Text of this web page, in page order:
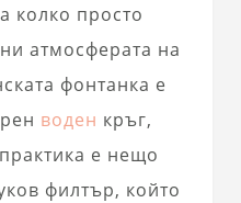
колко просто
атмосферата на
фонтанка е
воден кръг,
е нещо
филтър, който